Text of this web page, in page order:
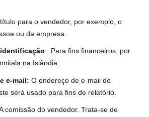
para o vendedor, por exemplo, o
ou da empresa.
: Para fins financeiros, por
na Islândia.
e-mail: O endereço de e-mail do
será usado para fins de relatório.
comissão do vendedor. Trata-se de